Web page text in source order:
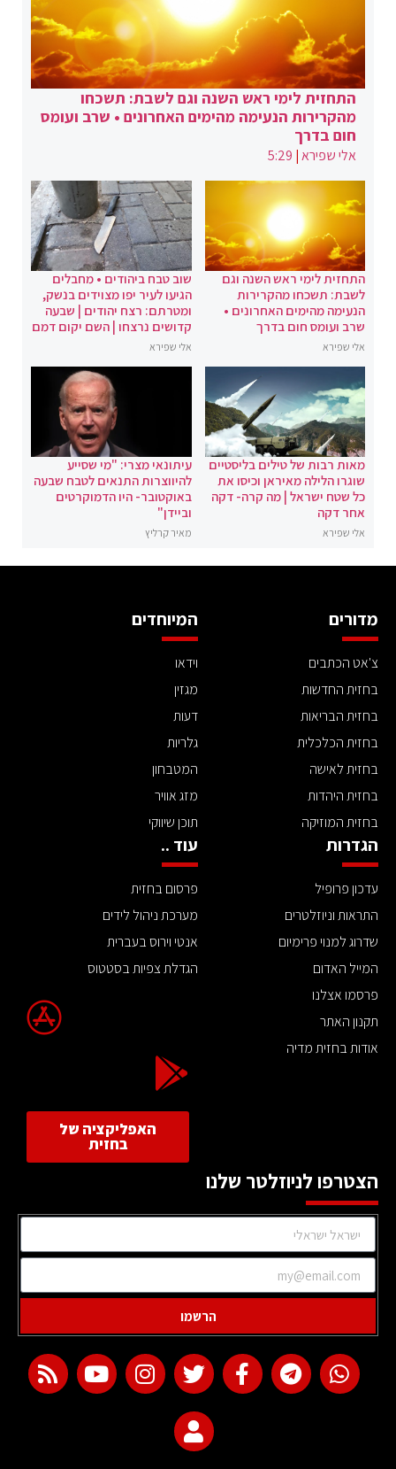
התחזית לימי ראש השנה וגם לשבת: תשכחו
מהקרירות הנעימה מהימים האחרונים • שרב ועומס
חום בדרך
אלי שפירא|
5:29
התחזית לימי ראש השנה וגם
לשבת: תשכחו מהקרירות
הנעימה מהימים האחרונים •
שרב ועומס חום בדרך
אלי שפירא
שוב טבח ביהודים • מחבלים
הגיעו לעיר יפו מצוידים בנשק,
ומטרתם: רצח יהודים | שבעה
קדושים נרצחו | השם יקום דמם
אלי שפירא
מאות רבות של טילים בליסטיים
שוגרו הלילה מאיראן וכיסו את
כל שטח ישראל | מה קרה- דקה
אחר דקה
אלי שפירא
עיתונאי מצרי: "מי שסייע
להיווצרות התנאים לטבח שבעה
באוקטובר- היו הדמוקרטים
וביידן"
מאיר קרליץ
מדורים
צ'אט הכתבים
בחזית החדשות
בחזית הבריאות
בחזית הכלכלית
בחזית לאישה
בחזית היהדות
בחזית המוזיקה
המיוחדים
וידאו
מגזין
דעות
גלריות
המטבחון
מזג אוויר
תוכן שיווקי
הגדרות
עדכון פרופיל
התראות וניוזלטרים
שדרוג למנוי פרימיום
המייל האדום
פרסמו אצלנו
תקנון האתר
אודות בחזית מדיה
עוד ..
פרסום בחזית
מערכת ניהול לידים
אנטי וירוס בעברית
הגדלת צפיות בסטטוס
האפליקציה של
בחזית
הצטרפו לניוזלטר שלנו
הרשמו